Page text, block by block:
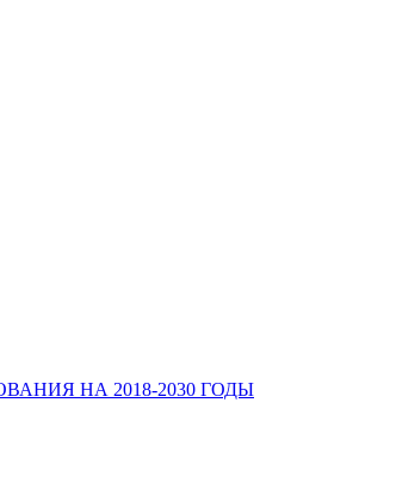
НА 2018-2030 ГОДЫ